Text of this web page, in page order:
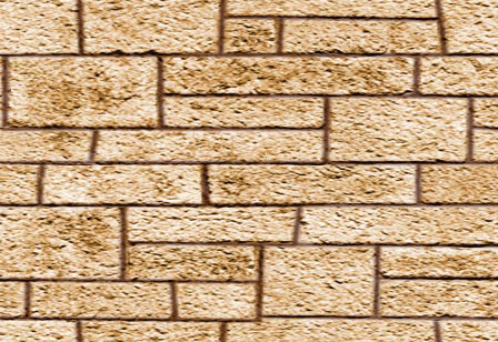
Deletrius
Desillusio­nierungszauber
Duro
Emancipare
Entlifors
Expecto Patronum
Expelliarmus
Fianto Duri
Fidelius-Zauber
Finite Incantatem
Finite
Fumos
Goldene Flämmchen
Homenum revelio
Homorphus-Zauber
Immobilus
Impedimenta
Imperturbatio
Incarcerus
Inflatus